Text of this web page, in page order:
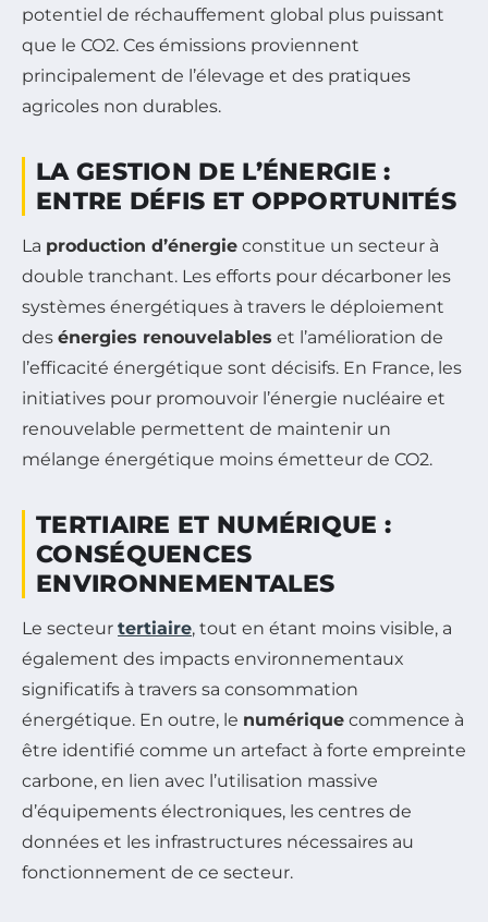
potentiel de réchauffement global plus puissant
que le CO2. Ces émissions proviennent
principalement de l’élevage et des pratiques
agricoles non durables.
LA GESTION DE L’ÉNERGIE :
ENTRE DÉFIS ET OPPORTUNITÉS
La production d’énergie constitue un secteur à
double tranchant. Les efforts pour décarboner les
systèmes énergétiques à travers le déploiement
des énergies renouvelables et l’amélioration de
l’efficacité énergétique sont décisifs. En France, les
initiatives pour promouvoir l’énergie nucléaire et
renouvelable permettent de maintenir un
mélange énergétique moins émetteur de CO2.
TERTIAIRE ET NUMÉRIQUE :
CONSÉQUENCES
ENVIRONNEMENTALES
Le secteur tertiaire, tout en étant moins visible, a
également des impacts environnementaux
significatifs à travers sa consommation
énergétique. En outre, le numérique commence à
être identifié comme un artefact à forte empreinte
carbone, en lien avec l’utilisation massive
d’équipements électroniques, les centres de
données et les infrastructures nécessaires au
fonctionnement de ce secteur.